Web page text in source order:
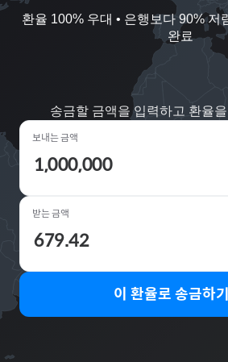
환율 100% 우대 • 은행보다 90% 저
완료
송금할 금액을 입력하고 환율
보내는 금액
받는 금액
이 환율로 송금하